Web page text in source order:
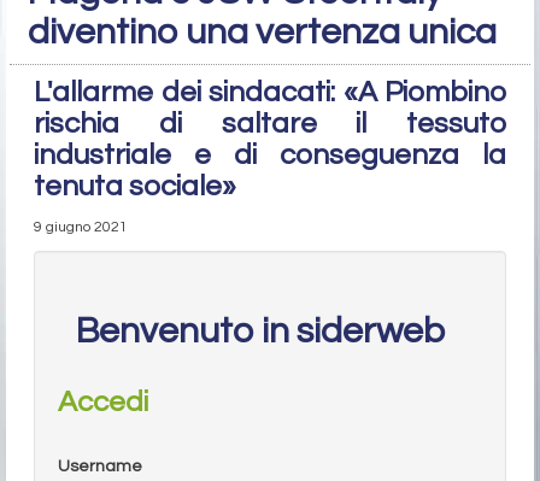
diventino una vertenza unica
L'allarme dei sindacati: «A Piombino
rischia di saltare il tessuto
industriale e di conseguenza la
tenuta sociale»
9 giugno 2021
Benvenuto in siderweb
Accedi
Username